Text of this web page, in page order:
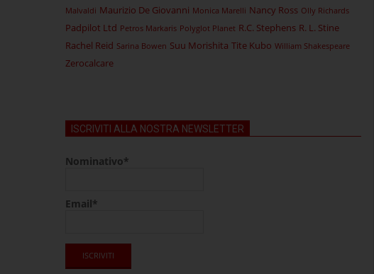
Malvaldi Maurizio De Giovanni Monica Marelli Nancy Ross Olly Richards
Padpilot Ltd Petros Markaris Polyglot Planet R.C. Stephens R. L. Stine
Rachel Reid Sarina Bowen Suu Morishita Tite Kubo William Shakespeare
Zerocalcare
ISCRIVITI ALLA NOSTRA NEWSLETTER
Nominativo*
Email*